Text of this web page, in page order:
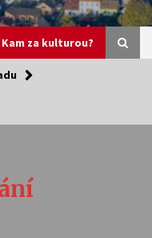
Kam za kulturou?
Duškové: Stávám se